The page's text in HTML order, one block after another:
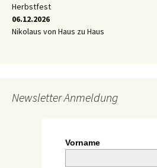
Herbstfest
06.12.2026
Nikolaus von Haus zu Haus
Newsletter Anmeldung
Vorname